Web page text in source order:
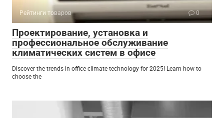
Рейтинги товаров 0
Проектирование, установка и
профессиональное обслуживание
климатических систем в офисе
Discover the trends in office climate technology for 2025! Learn how to
choose the